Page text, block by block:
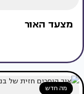
מצעד האור
מה חדש